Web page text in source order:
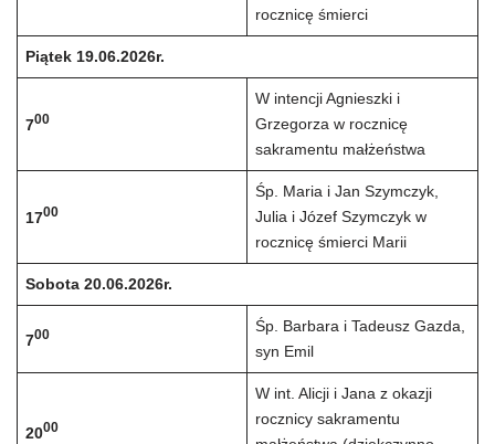
rocznicę śmierci
Piątek 19.06.2026r.
700
W intencji Agnieszki i
Grzegorza w rocznicę
sakramentu małżeństwa
1700
Śp. Maria i Jan Szymczyk,
Julia i Józef Szymczyk w
rocznicę śmierci Marii
Sobota 20.06.2026r.
700
Śp. Barbara i Tadeusz Gazda,
syn Emil
2000
W int. Alicji i Jana z okazji
rocznicy sakramentu